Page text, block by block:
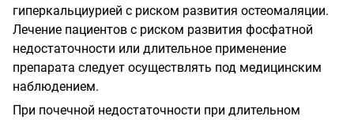
гиперкальциурией с риском развития остеомаляции.
Лечение пациентов с риском развития фосфатной
недостаточности или длительное применение
препарата следует осуществлять под медицинским
наблюдением.
При почечной недостаточности при длительном